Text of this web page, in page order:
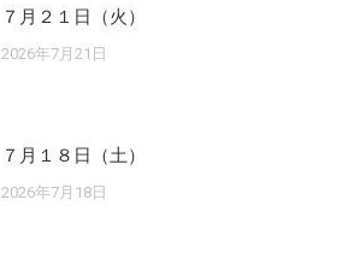
７月２１日（火）
2026年7月21日
７月１８日（土）
2026年7月18日